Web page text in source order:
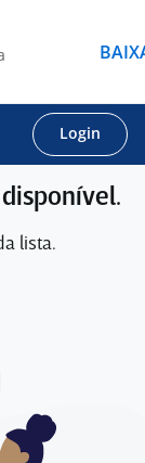
Login
disponível.
lista.